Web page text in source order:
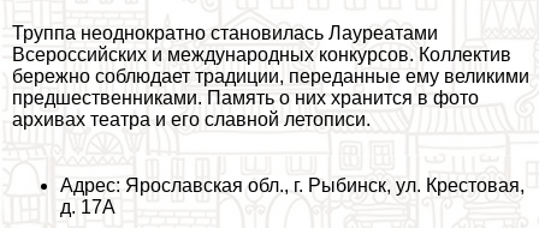
Труппа неоднократно становилась Лауреатами
Всероссийских и международных конкурсов. Коллектив
бережно соблюдает традиции, переданные ему великими
предшественниками. Память о них хранится в фото
архивах театра и его славной летописи.
Адрес: Ярославская обл., г. Рыбинск, ул. Крестовая,
д. 17А